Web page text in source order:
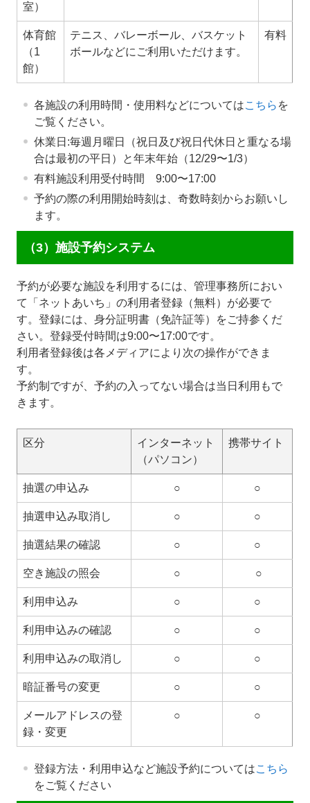
室）
体育館
（1
館）
テニス、バレーボール、バスケット
ボールなどにご利用いただけます。
有料
各施設の利用時間・使用料などについてはこちら を
ご覧ください。
休業日:毎週月曜日（祝日及び祝日代休日と重なる場
合は最初の平日）と年末年始（12/29〜1/3）
有料施設利用受付時間 9:00〜17:00
予約の際の利用開始時刻は、奇数時刻からお願いし
ます。
（3）施設予約システム
予約が必要な施設を利用するには、管理事務所におい
て「ネットあいち」の利用者登録（無料）が必要で
す。登録には、身分証明書（免許証等）をご持参くだ
さい。登録受付時間は9:00〜17:00です。
利用者登録後は各メディアにより次の操作ができま
す。
予約制ですが、予約の入ってない場合は当日利用もで
きます。
区分
インターネット
（パソコン）
携帯サイト
抽選の申込み ○ ○
抽選申込み取消し ○ ○
抽選結果の確認 ○ ○
空き施設の照会 ○ ○
利用申込み ○ ○
利用申込みの確認 ○ ○
利用申込みの取消し ○ ○
暗証番号の変更 ○ ○
メールアドレスの登
録・変更
○ ○
登録方法・利用申込など施設予約についてはこちら
をご覧ください